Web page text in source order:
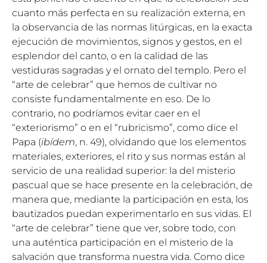
cuanto más perfecta en su realización externa, en
la observancia de las normas litúrgicas, en la exacta
ejecución de movimientos, signos y gestos, en el
esplendor del canto, o en la calidad de las
vestiduras sagradas y el ornato del templo. Pero el
“arte de celebrar” que hemos de cultivar no
consiste fundamentalmente en eso. De lo
contrario, no podríamos evitar caer en el
“exteriorismo” o en el “rubricismo”, como dice el
Papa (ibídem, n. 49), olvidando que los elementos
materiales, exteriores, el rito y sus normas están al
servicio de una realidad superior: la del misterio
pascual que se hace presente en la celebración, de
manera que, mediante la participación en esta, los
bautizados puedan experimentarlo en sus vidas. El
“arte de celebrar” tiene que ver, sobre todo, con
una auténtica participación en el misterio de la
salvación que transforma nuestra vida. Como dice